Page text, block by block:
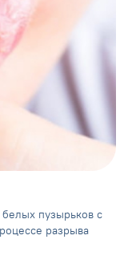
пузырьков с
разрыва